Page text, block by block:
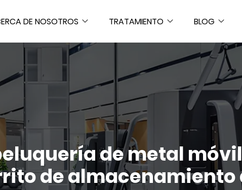
DE NOSOTROS TRATAMIENTO BLOG
de metal
de almacenamiento